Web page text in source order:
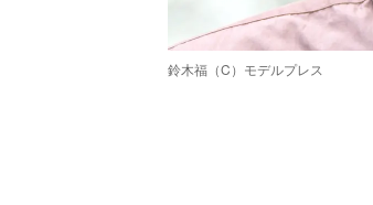
鈴木福（C）モデルプレス